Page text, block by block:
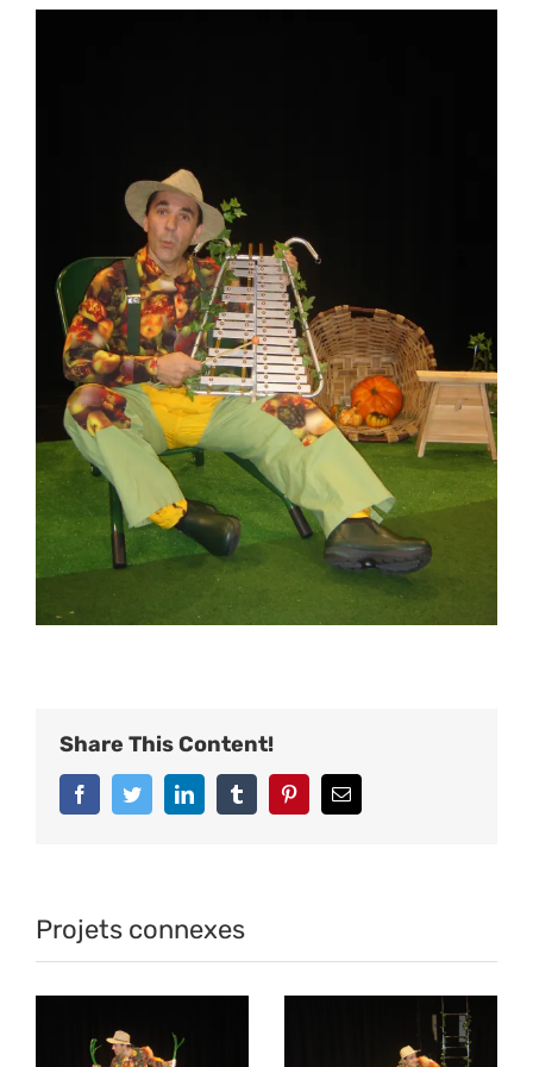
Share This Content!
FacebookTwitterLinkedInTumblr PinterestEmail
Projets connexes